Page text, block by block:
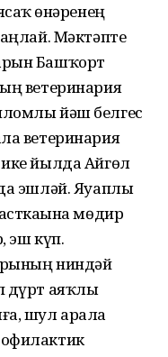
һөнәренең
Мәктәпте
Башҡорт
ветеринария
йәш белгес
ветеринария
йылда Айгөл
эшләй. Яуаплы
мөдир
эш күп.
ниндәй
дүрт аяҡлы
шул арала